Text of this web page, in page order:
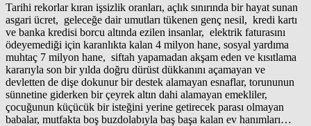
Tarihi rekorlar kıran işsizlik oranları, açlık sınırında bir hayat sunan
asgari ücret, geleceğe dair umutları tükenen genç nesil, kredi kartı
ve banka kredisi borcu altında ezilen insanlar, elektrik faturasını
ödeyemediği için karanlıkta kalan 4 milyon hane, sosyal yardıma
muhtaç 7 milyon hane, siftah yapamadan akşam eden ve kısıtlama
kararıyla son bir yılda doğru dürüst dükkanını açamayan ve
devletten de dişe dokunur bir destek alamayan esnaflar, torununun
sünnetine giderken bir çeyrek altın dahi alamayan emekliler,
çocuğunun küçücük bir isteğini yerine getirecek parası olmayan
babalar, mutfakta boş buzdolabıyla baş başa kalan ev hanımları…